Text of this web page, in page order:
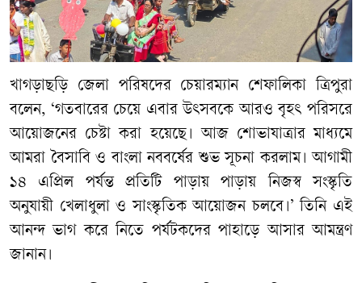
খাগড়াছড়ি জেলা পরিষদের চেয়ারম্যান শেফালিকা ত্রিপুরা
বলেন, ‘গতবারের চেয়ে এবার উৎসবকে আরও বৃহৎ পরিসরে
আয়োজনের চেষ্টা করা হয়েছে। আজ শোভাযাত্রার মাধ্যমে
আমরা বৈসাবি ও বাংলা নববর্ষের শুভ সূচনা করলাম। আগামী
১৪ এপ্রিল পর্যন্ত প্রতিটি পাড়ায় পাড়ায় নিজস্ব সংস্কৃতি
অনুযায়ী খেলাধুলা ও সাংস্কৃতিক আয়োজন চলবে।’ তিনি এই
আনন্দ ভাগ করে নিতে পর্যটকদের পাহাড়ে আসার আমন্ত্রণ
জানান।